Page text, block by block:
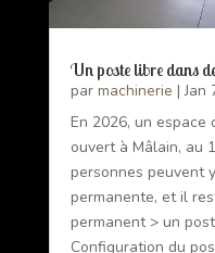
Un poste libre dans
par machinerie |Jan
En 2026, un espace
ouvert à Mâlain, au
personnes peuvent
permanente, et il
permanent > un
Configuration du